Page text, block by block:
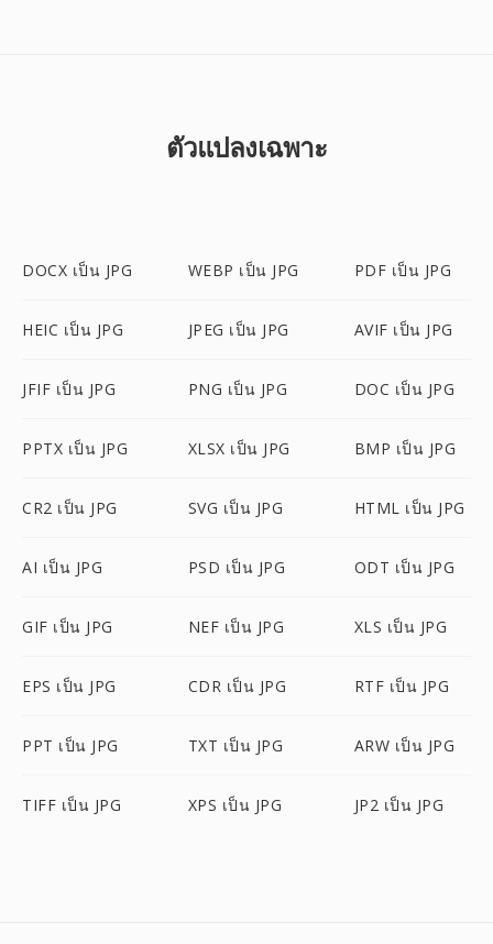
ตัวแปลงเฉพาะ
DOCX เป็น JPG WEBP เป็น JPG PDF เป็น JPG
HEIC เป็น JPG JPEG เป็น JPG AVIF เป็น JPG
JFIF เป็น JPG PNG เป็น JPG DOC เป็น JPG
PPTX เป็น JPG XLSX เป็น JPG BMP เป็น JPG
CR2 เป็น JPG SVG เป็น JPG HTML เป็น JPG
AI เป็น JPG PSD เป็น JPG ODT เป็น JPG
GIF เป็น JPG NEF เป็น JPG XLS เป็น JPG
EPS เป็น JPG CDR เป็น JPG RTF เป็น JPG
PPT เป็น JPG TXT เป็น JPG ARW เป็น JPG
TIFF เป็น JPG XPS เป็น JPG JP2 เป็น JPG